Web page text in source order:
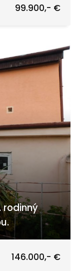
99.900,- €
rodinný
146.000,- €